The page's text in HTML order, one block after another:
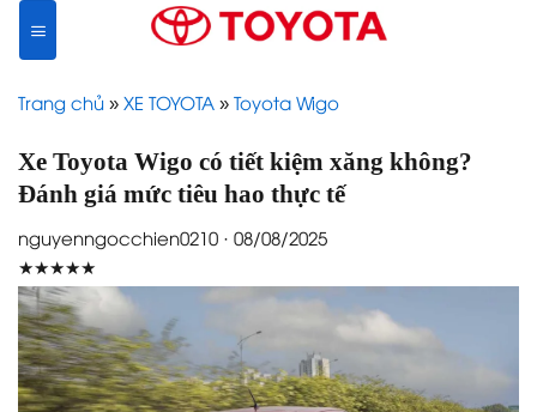
content
Trang chủ » XE TOYOTA » Toyota Wigo
Xe Toyota Wigo có tiết kiệm xăng không?
Đánh giá mức tiêu hao thực tế
nguyenngocchien0210 · 08/08/2025
★★★★★